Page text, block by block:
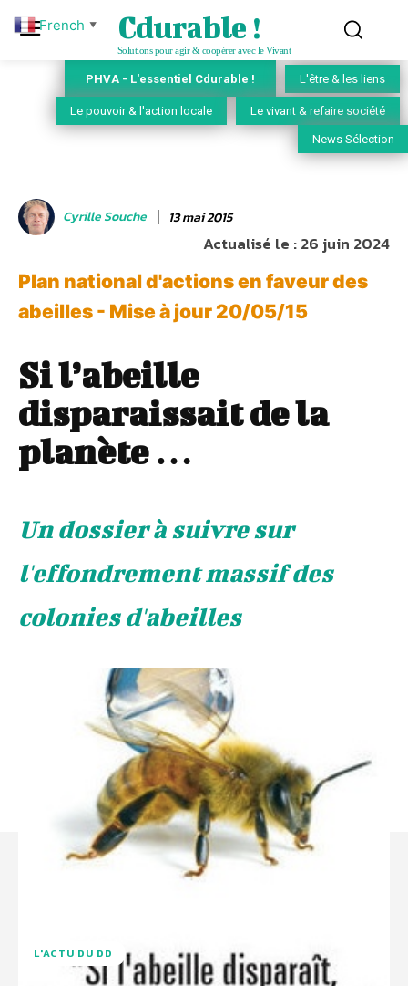
Cdurable !
Solutions pour agir & coopérer avec le Vivant
PHVA - L'essentiel Cdurable ! L'être & les liens
Le pouvoir & l'action locale Le vivant & refaire société
News Sélection
Cyrille Souche 13 mai 2015
Actualisé le :26 juin 2024
Plan national d'actions en faveur des
abeilles - Mise à jour 20/05/15
Si l’abeille
disparaissait de la
planète …
Un dossier à suivre sur
l'effondrement massif des
colonies d'abeilles
L'ACTU DU DD
French ▼